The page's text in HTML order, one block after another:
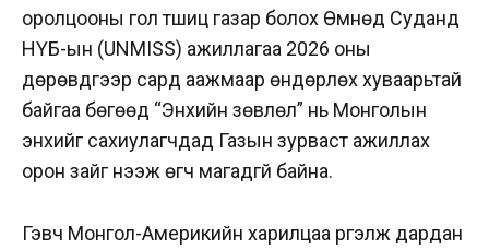
оролцооны гол түшиц газар болох Өмнөд Суданд
НҮБ-ын (UNMISS) ажиллагаа 2026 оны
дөрөвдүгээр сард аажмаар өндөрлөх хуваарьтай
байгаа бөгөөд “Энхийн зөвлөл” нь Монголын
энхийг сахиулагчдад Газын зурваст ажиллах
орон зайг нээж өгч магадгүй байна.
Гэвч Монгол-Америкийн харилцаа үргэлж дардан